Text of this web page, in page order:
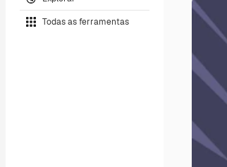
Todas as ferramentas